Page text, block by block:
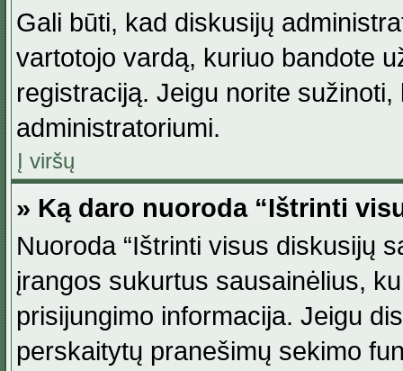
Gali būti, kad diskusijų
vartotojo vardą, kuriuo bandote
registraciją. Jeigu norite
administratoriumi.
Į viršų
» Ką daro nuoroda “Ištrinti
Nuoroda “Ištrinti visus diskusijų
įrangos sukurtus sausainėlius,
prisijungimo informacija. Jeigu
perskaitytų pranešimų sekimo